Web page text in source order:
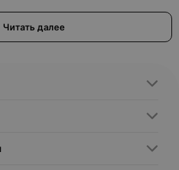
Они востребованы как в
кухнях, ванных комнатах,
по конструкции и способу
Читать далее